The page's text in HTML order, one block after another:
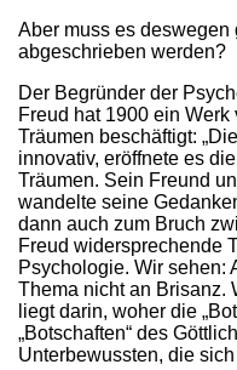
Aber muss es
abgeschrieben werden?
Der Begründer der
Freud hat 1900 ein
Träumen beschäftigt:
innovativ, eröffnete es
Träumen. Sein Freund
wandelte seine
dann auch zum Bruch
Freud widersprechende
Psychologie. Wir sehen:
Thema nicht an Brisanz.
liegt darin, woher die
„Botschaften“ des
Unterbewussten, die